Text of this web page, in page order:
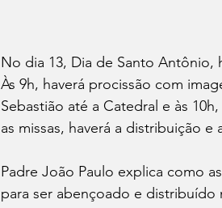
No dia 13, Dia de Santo Antônio,
Às 9h, haverá procissão com
Sebastião até a Catedral e às
as missas, haverá a distribuição
Padre João Paulo explica como
para ser abençoado e distribuído